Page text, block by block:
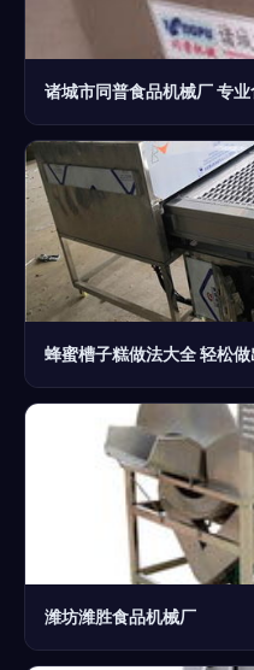
诸城市同普食品机械厂 专
潍坊潍胜食品机械厂